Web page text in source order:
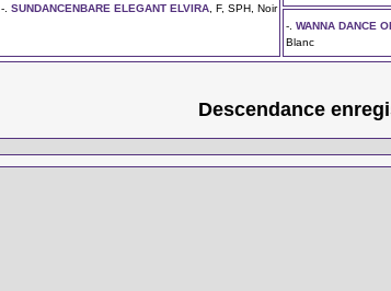
-.SUNDANCENBARE ELEGANT ELVIRA , F, SPH, Noir
-.WANNA DANCE
Blanc
Descendance